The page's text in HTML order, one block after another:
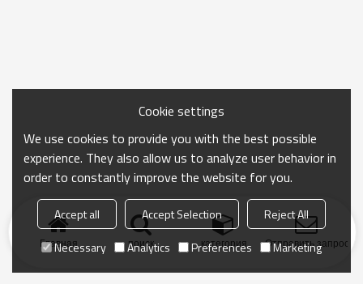
Главная поиск категория Отправить запрос
Cookie settings
We use cookies to provide you with the best possible
experience. They also allow us to analyze user behavior in
order to constantly improve the website for you.
Accept all Accept Selection
Reject All
Necessary
Analytics Preferences Marketing